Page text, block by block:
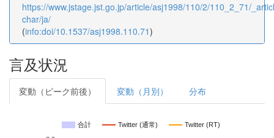
https://www.jstage.jst.go.jp/article/asj1998/110/2/110_2_71/
char/ja/
(info:doi/10.1537/asj1998.110.71)
言及状況
変動（ピーク前後） 変動（月別） 分布
合計 Twitter (通常) Twitter (RT)